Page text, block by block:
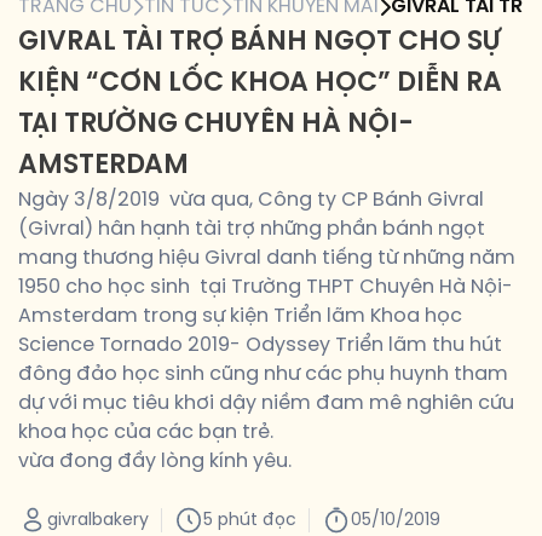
TRANG CHỦ TIN TỨC TIN KHUYẾN MÃI GIVRAL TÀI
GIVRAL TÀI TRỢ BÁNH NGỌT CHO SỰ
KIỆN “CƠN LỐC KHOA HỌC” DIỄN RA
TẠI TRƯỜNG CHUYÊN HÀ NỘI-
AMSTERDAM
Ngày 3/8/2019 vừa qua, Công ty CP Bánh Givral
(Givral) hân hạnh tài trợ những phần bánh ngọt
mang thương hiệu Givral danh tiếng từ những năm
1950 cho học sinh tại Trường THPT Chuyên Hà Nội-
Amsterdam trong sự kiện Triển lãm Khoa học
Science Tornado 2019- Odyssey Triển lãm thu hút
đông đảo học sinh cũng như các phụ huynh tham
dự với mục tiêu khơi dậy niềm đam mê nghiên cứu
khoa học của các bạn trẻ.
vừa đong đầy lòng kính yêu.
givralbakery 5 phút đọc 05/10/2019